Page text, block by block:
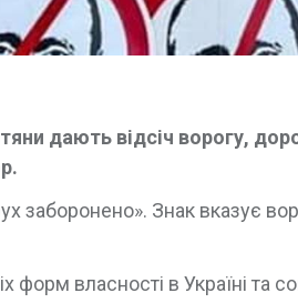
дають відсіч ворогу,
заборонено». Знак вказує
форм власності в Україні та